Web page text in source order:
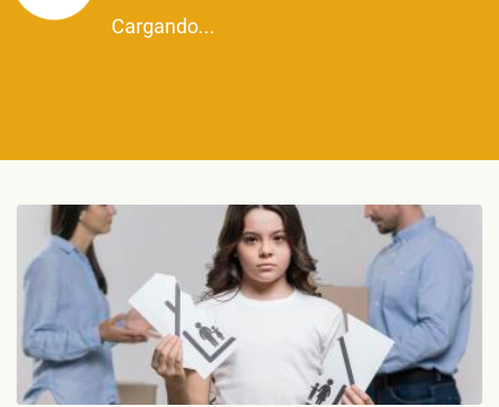
Cargando...